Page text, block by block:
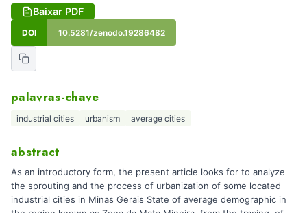
Baixar PDF
DOI 10.5281/zenodo.19286482
palavras-chave
industrial cities urbanism average cities
abstract
As an introductory form, the present article looks for to analyze
the sprouting and the process of urbanization of some located
industrial cities in Minas Gerais State of average demographic in